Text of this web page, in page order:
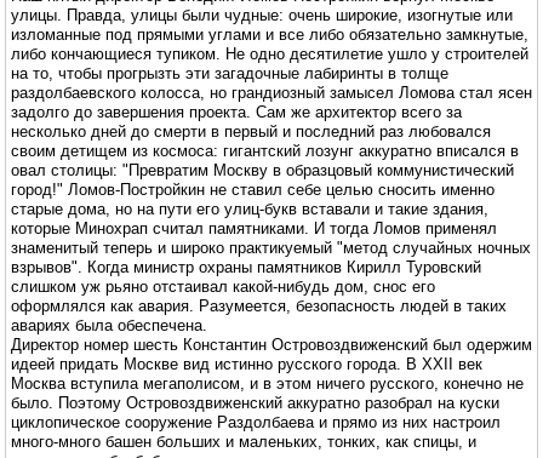
улицы. Правда, улицы были чудные: очень широкие, изогнутые или
изломанные под прямыми углами и все либо обязательно замкнутые,
либо кончающиеся тупиком. Не одно десятилетие ушло у строителей
на то, чтобы прогрызть эти загадочные лабиринты в толще
раздолбаевского колосса, но грандиозный замысел Ломова стал ясен
задолго до завершения проекта. Сам же архитектор всего за
несколько дней до смерти в первый и последний раз любовался
своим детищем из космоса: гигантский лозунг аккуратно вписался в
овал столицы: "Превратим Москву в образцовый коммунистический
город!" Ломов-Постройкин не ставил себе целью сносить именно
старые дома, но на пути его улиц-букв вставали и такие здания,
которые Минохрап считал памятниками. И тогда Ломов применял
знаменитый теперь и широко практикуемый "метод случайных ночных
взрывов". Когда министр охраны памятников Кирилл Туровский
слишком уж рьяно отстаивал какой-нибудь дом, снос его
оформлялся как авария. Разумеется, безопасность людей в таких
авариях была обеспечена.
Директор номер шесть Константин Островоздвиженский был одержим
идеей придать Москве вид истинно русского города. В XXII век
Москва вступила мегаполисом, и в этом ничего русского, конечно не
было. Поэтому Островоздвиженский аккуратно разобрал на куски
циклопическое сооружение Раздолбаева и прямо из них настроил
много-много башен больших и маленьких, тонких, как спицы, и